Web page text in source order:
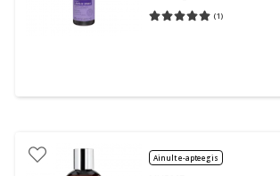
(1)
Keskmine hinnang 5.00
Ainult e-apteegis